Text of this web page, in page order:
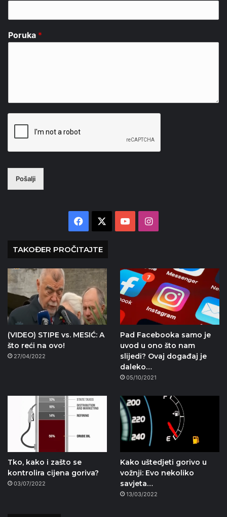
Poruka *
Pošalji
Facebook YouTubeInstagram
TAKOĐER PROČITAJTE
(VIDEO) STIPE vs. MESIĆ: A
što reći na ovo!
27/04/2022
Pad Facebooka samo je
uvod u ono što nam
slijedi? Ovaj događaj je
daleko…
05/10/2021
Tko, kako i zašto se
kontrolira cijena goriva?
03/07/2022
Kako uštedjeti gorivo u
vožnji: Evo nekoliko
savjeta…
13/03/2022